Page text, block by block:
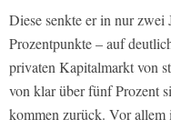
Diese senkte er in nur zwei
Prozentpunkte – auf
privaten Kapitalmarkt von
von klar über fünf Prozent
kommen zurück. Vor allem